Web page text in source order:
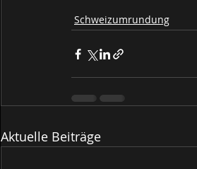
Schweizumrundung
Aktuelle Beiträge